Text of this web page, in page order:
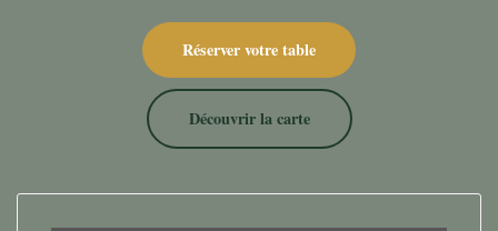
Réserver votre table
Découvrir la carte